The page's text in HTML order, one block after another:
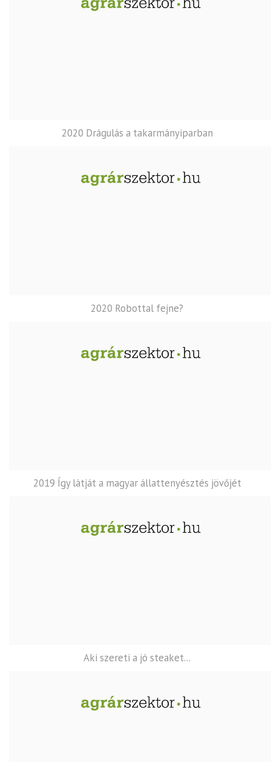
2020 Drágulás a takarmányiparban
2020 Robottal fejne?
2019 Így látját a magyar állattenyésztés jövőjét
Aki szereti a jó steaket...